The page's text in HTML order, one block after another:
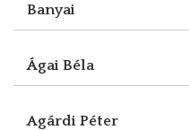
Banyai
Ágai Béla
Agárdi Péter